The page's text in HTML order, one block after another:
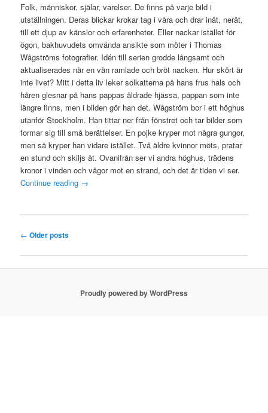
Folk, människor, själar, varelser. De finns på varje bild i
utställningen. Deras blickar krokar tag i våra och drar inåt, neråt,
till ett djup av känslor och erfarenheter. Eller nackar istället för
ögon, bakhuvudets omvända ansikte som möter i Thomas
Wågströms fotografier. Idén till serien grodde långsamt och
aktualiserades när en vän ramlade och bröt nacken. Hur skört är
inte livet? Mitt i detta liv leker solkatterna på hans frus hals och
håren glesnar på hans pappas åldrade hjässa, pappan som inte
längre finns, men i bilden gör han det. Wågström bor i ett höghus
utanför Stockholm. Han tittar ner från fönstret och tar bilder som
formar sig till små berättelser. En pojke kryper mot några gungor,
men så kryper han vidare istället. Två äldre kvinnor möts, pratar
en stund och skiljs åt. Ovanifrån ser vi andra höghus, trädens
kronor i vinden och vågor mot en strand, och det är tiden vi ser.
Continue reading →
Post navigation
← Older posts
Proudly powered by WordPress